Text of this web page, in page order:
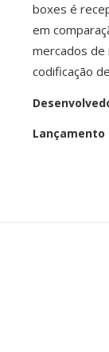
boxes é
em
mercados de
codificação
Lançamento